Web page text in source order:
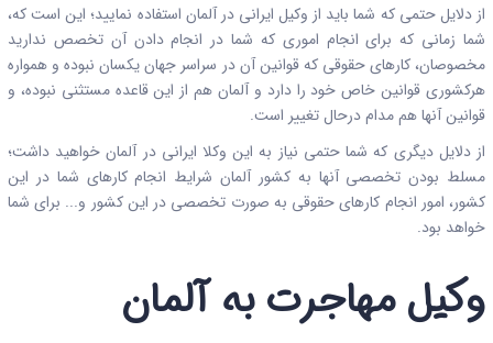
از دلایل حتمی که شما باید از وکیل ایرانی در آلمان استفاده نمایید؛ این است که،
شما زمانی که برای انجام اموری که شما در انجام دادن آن تخصص ندارید
مخصوصان، کارهای حقوقی که قوانین آن در سراسر جهان یکسان نبوده و همواره
هرکشوری قوانین خاص خود را دارد و آلمان هم از این قاعده مستثنی نبوده، و
قوانین آنها هم مدام درحال تغییر است.
از دلایل دیگری که شما حتمی نیاز به این وکلا ایرانی در آلمان خواهید داشت؛
مسلط بودن تخصصی آنها به کشور آلمان شرایط انجام کارهای شما در این
کشور، امور انجام کارهای حقوقی به صورت تخصصی در این کشور و... برای شما
خواهد بود.
وکیل مهاجرت به آلمان